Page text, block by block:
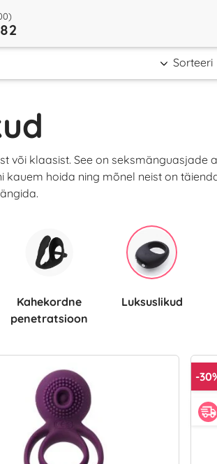
Sorteeri
või klaasist. See on
hoida ning mõnel neist on
Kahekordne
penetratsioon
Luksuslikud
-